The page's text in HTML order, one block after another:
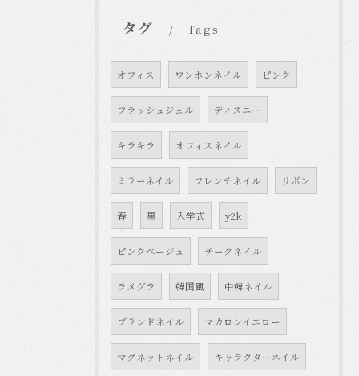
タグ Tags
オフィス ワンホンネイル ピンク
フラッシュジェル ディズニー
キラキラ オフィスネイル
ミラーネイル フレンチネイル リボン
春 黒 入学式 y2k
ピンクベージュ チークネイル
ラメグラ 韓国風 中韓ネイル
ブランドネイル マカロンイエロー
マグネットネイル キャラクターネイル